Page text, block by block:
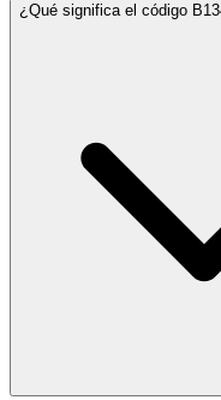
¿Qué significa el código